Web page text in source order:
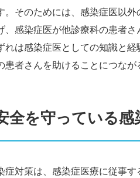
。そのためには、感染症医以
、感染症医が他診療科の患者
れは感染症医としての知識と
患者さんを助けることにつなが
全を守っている
症対策は、感染症医療に従事